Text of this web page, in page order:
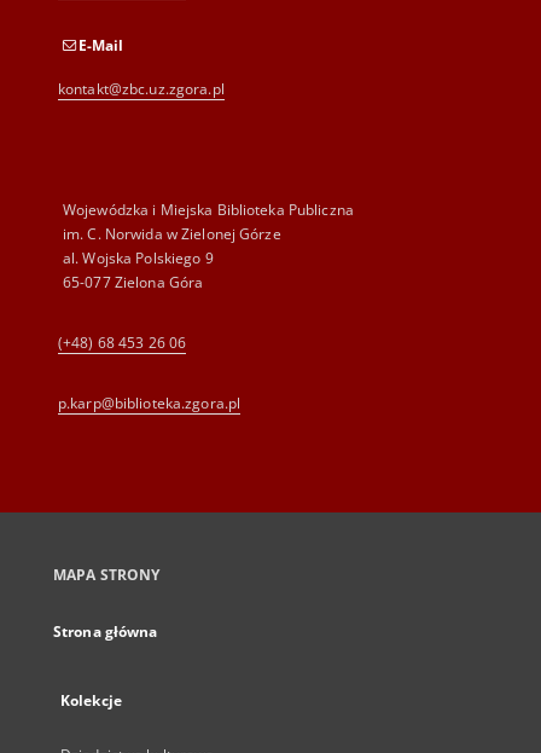
E-Mail
kontakt@zbc.uz.zgora.pl
Wojewódzka i Miejska Biblioteka Publiczna
im. C. Norwida w Zielonej Górze
al. Wojska Polskiego 9
65-077 Zielona Góra
(+48) 68 453 26 06
p.karp@biblioteka.zgora.pl
MAPA STRONY
Strona główna
Kolekcje